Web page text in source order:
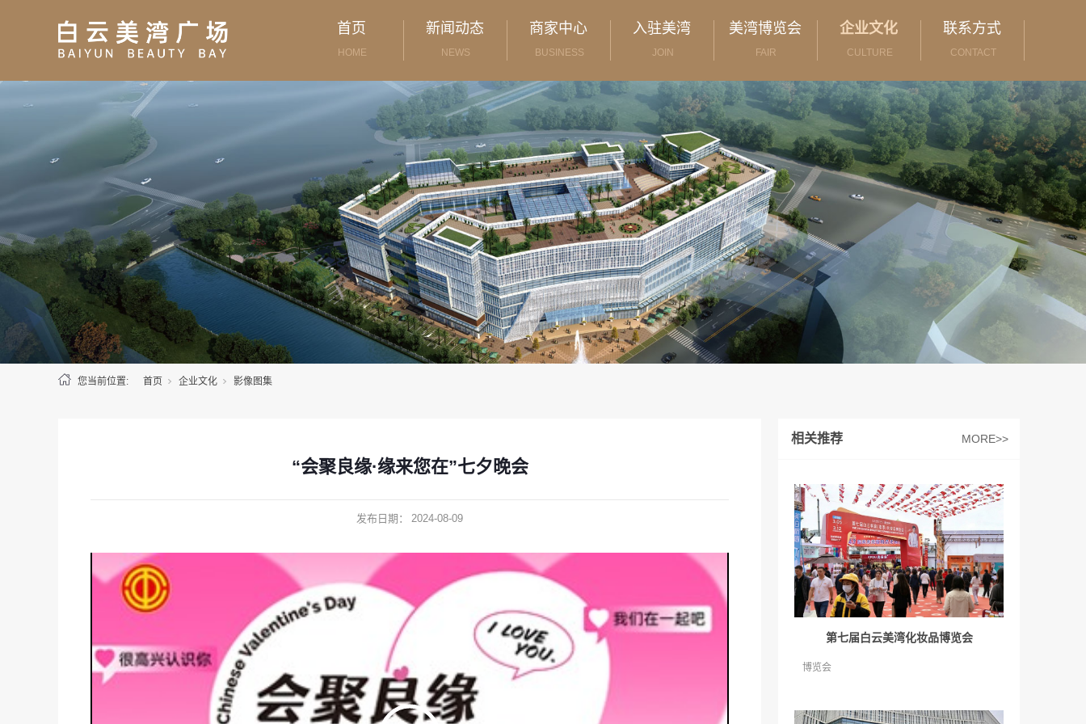
首页 新闻动态 商家中心 入驻美湾 美湾博览会 企业文化 联系方式
BUSINESS
HOME NEWS JOIN FAIR CULTURE CONTACT
您当前位置: 首页 企业文化 影像图集
“会聚良缘·缘来您在”七夕晚会
发布日期： 2024-08-09
相关推荐 MORE>>
第七届白云美湾化妆品博览会
博览会